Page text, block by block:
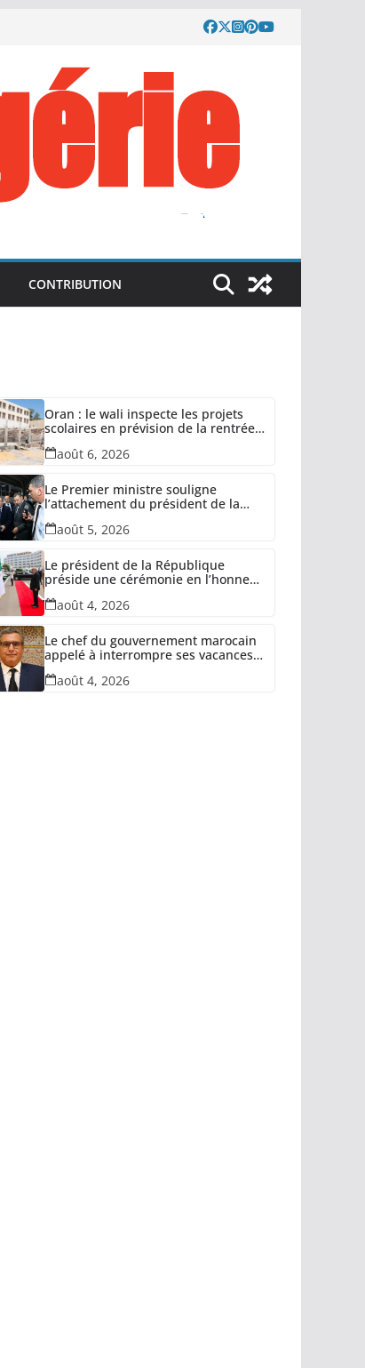
CONTRIBUTION
Oran : le wali inspecte les projets
scolaires en prévision de la rentrée
2026-2027
août 6, 2026
Le Premier ministre souligne
l’attachement du président de la
République à la relance des unités
industrielles confisquées dans le
détournés
août 5, 2026
Le président de la République
préside une cérémonie en l’honneur
des retraités de l’ANP, des familles
de martyrs du devoir national et
lutte antiterroriste
août 4, 2026
Le chef du gouvernement marocain
appelé à interrompre ses vacances
et quitter l’Espagne
août 4, 2026